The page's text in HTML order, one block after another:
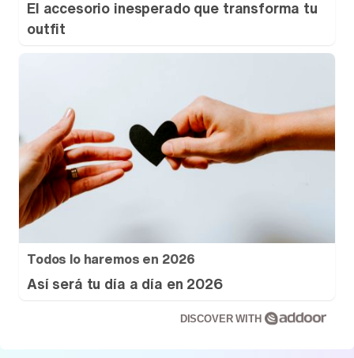
El accesorio inesperado que transforma tu
outfit
Todos lo haremos en 2026
Así será tu día a día en 2026
DISCOVER WITH